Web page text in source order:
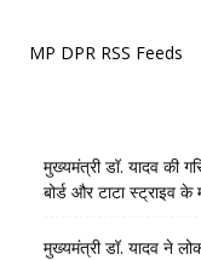
MP DPR RSS Feeds
मुख्यमंत्री डॉ. यादव की
बोर्ड और टाटा स्ट्राइव
मुख्यमंत्री डॉ. यादव ने